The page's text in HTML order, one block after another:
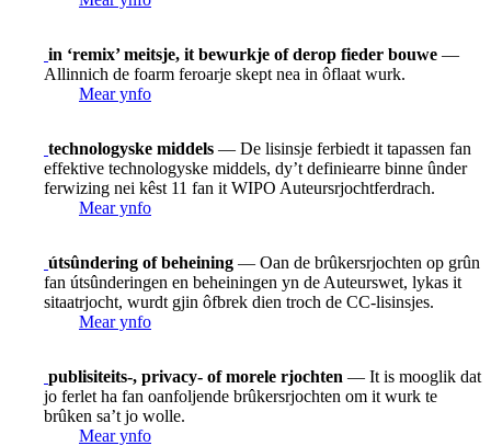
in ‘remix’ meitsje, it bewurkje of derop fieder bouwe —
Allinnich de foarm feroarje skept nea in ôflaat wurk.
Mear ynfo
technologyske middels — De lisinsje ferbiedt it tapassen fan
effektive technologyske middels, dy’t definiearre binne ûnder
ferwizing nei kêst 11 fan it WIPO Auteursrjochtferdrach.
Mear ynfo
útsûndering of beheining — Oan de brûkersrjochten op grûn
fan útsûnderingen en beheiningen yn de Auteurswet, lykas it
sitaatrjocht, wurdt gjin ôfbrek dien troch de CC-lisinsjes.
Mear ynfo
publisiteits-, privacy- of morele rjochten — It is mooglik dat
jo ferlet ha fan oanfoljende brûkersrjochten om it wurk te
brûken sa’t jo wolle.
Mear ynfo